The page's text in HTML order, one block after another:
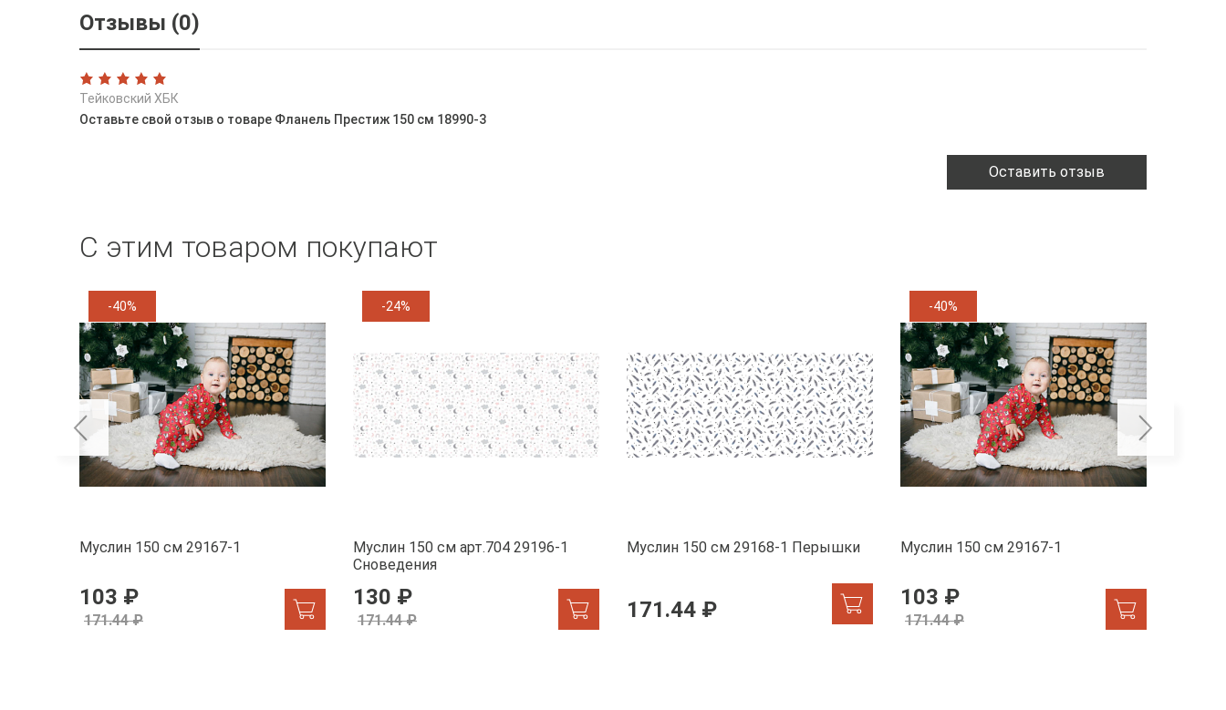
Отзывы (0)
Тейковский ХБК
Оставьте свой отзыв о товаре Фланель Престиж 150 см 18990-3
Оставить отзыв
С этим товаром покупают
-40%
Муслин 150 см 29167-1
103 ₽
171.44 ₽
-24%
Муслин 150 см арт.704 29196-1
Сноведения
130 ₽
171.44 ₽
Муслин 150 см 29168-1 Перышки
171.44 ₽
-40%
Муслин 150 см 29167-1
103 ₽
171.44 ₽